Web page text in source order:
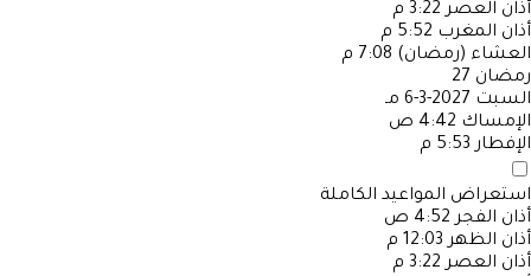
أذان العصر 3:22 م
أذان المغرب 5:52 م
العشاء (رمضان) 7:08 م
رمضان 27
السبت 2027-3-6 مـ
الإمساك 4:42 ص
الإفطار 5:53 م
استعراض المواعيد الكاملة
أذان الفجر 4:52 ص
أذان الظهر 12:03 م
أذان العصر 3:22 م